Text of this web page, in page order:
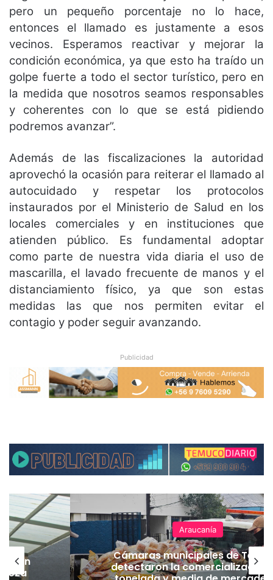
pero un pequeño porcentaje no lo hace,
entonces el llamado es justamente a esos
vecinos. Esperamos reactivar y mejorar la
condición económica, ya que esto ha traído un
golpe fuerte a todo el sector turístico, pero en
la medida que nosotros seamos responsables
y coherentes con lo que se está pidiendo
podremos avanzar”.
Además de las fiscalizaciones la autoridad
aprovechó la ocasión para reiterar el llamado al
autocuidado y respetar los protocolos
instaurados por el Ministerio de Salud en los
locales comerciales y en instituciones que
atienden público. Es fundamental adoptar
como parte de nuestra vida diaria el uso de
mascarilla, el lavado frecuente de manos y el
distanciamiento físico, ya que son estas
medidas las que nos permiten evitar el
contagio y poder seguir avanzando.
Publicidad
Araucanía
Cámaras municipales de
detectaron la comercialización